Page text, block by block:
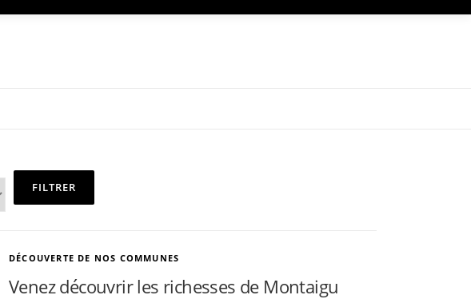
DÉCOUVERTE DE NOS COMMUNES
Venez découvrir les richesses de Montaigu